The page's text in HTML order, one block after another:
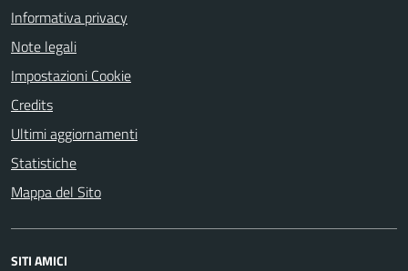
Informativa privacy
Note legali
Impostazioni Cookie
Credits
Ultimi aggiornamenti
Statistiche
Mappa del Sito
SITI AMICI